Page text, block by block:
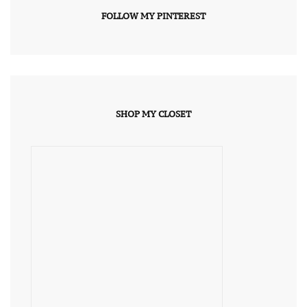
FOLLOW MY PINTEREST
SHOP MY CLOSET